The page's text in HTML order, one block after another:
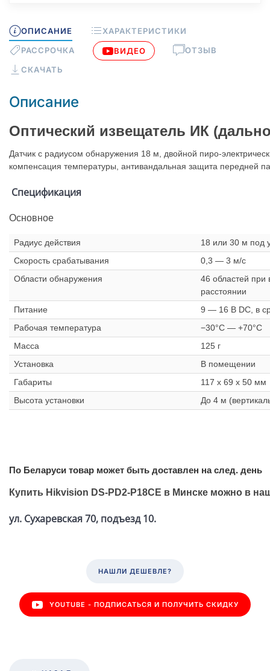
ОПИСАНИЕ
ХАРАКТЕРИСТИКИ
РАССРОЧКА
ВИДЕО
ОТЗЫВ
СКАЧАТЬ
Описание
Оптический извещатель ИК
Датчик с радиусом обнаружения 18 м, двойной пиро-
компенсация температуры, антивандальная защита передней
Спецификация
Основное
Радиус действия
18 или 30 м под
Скорость срабатывания
0,3 — 3 м/с
Области обнаружения
46 областей
расстоянии
Питание
9 — 16 В DC, в
Рабочая температура
−30°С — +70°С
Масса
125 г
Установка
В помещении
Габариты
117 х 69 х 50 мм
Высота установки
До 4 м
По Беларуси товар может быть доставлен на след. день
Купить Hikvision DS-PD2-P18CE в Минске можно в
ул. Сухаревская 70, подъезд 10.
НАШЛИ ДЕШЕВЛЕ?
YOUTUBE - ПОДПИСАТЬСЯ И ПОЛУЧИТЬ СКИДКУ